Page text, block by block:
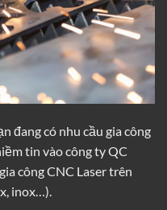
đang có nhu cầu gia công
tin vào công tyQC
công CNC Laser trên
inox…).